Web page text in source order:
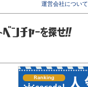
運営会社について